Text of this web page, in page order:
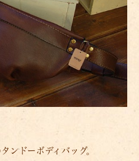
ンドーボディバッグ。